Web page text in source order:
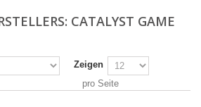
CATALYST GAME
Zeigen
pro Seite